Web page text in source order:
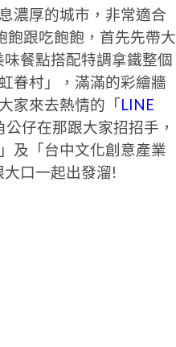
濃厚的城市，非常適合
飽跟吃飽飽，首先先帶大
味餐點搭配特調拿鐵整個
眷村」，滿滿的彩繪牆
家來去熱情的「LINE
仔在那跟大家招招手，
及「台中文化創意產業
口一起出發溜!